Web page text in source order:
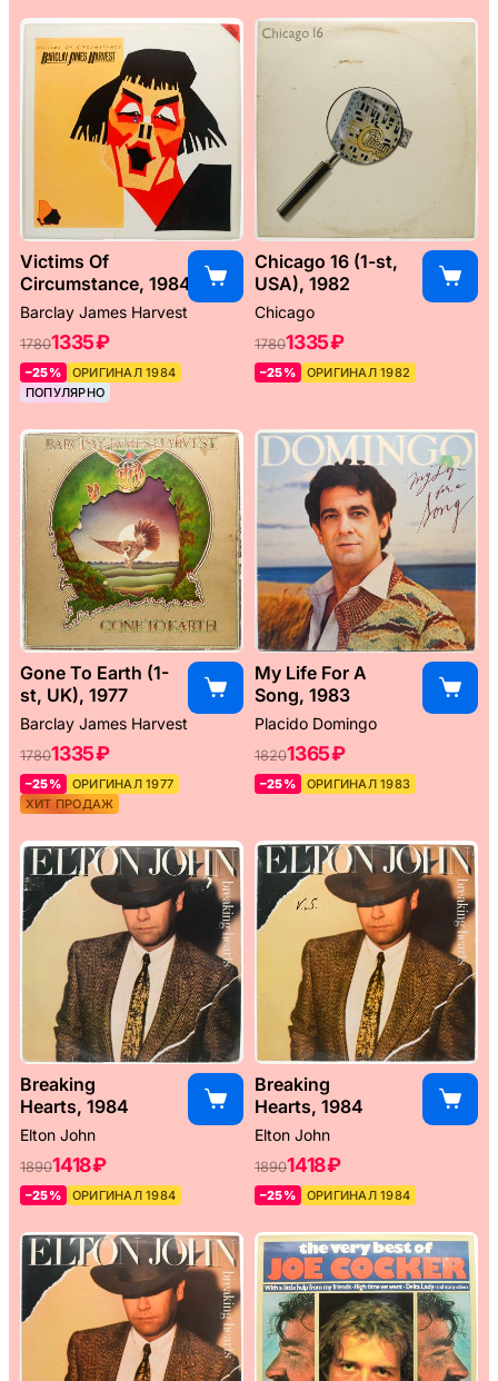
Victims Of
Circumstance, 1984
Barclay James Harvest
17801335 ₽
–25%
ОРИГИНАЛ 1984
ПОПУЛЯРНО
Chicago 16 (1-st,
USA), 1982
Chicago
17801335 ₽
–25% ОРИГИНАЛ 1982
Gone To Earth (1-
st, UK), 1977
Barclay James Harvest
17801335 ₽
–25%
ОРИГИНАЛ 1977
ХИТ ПРОДАЖ
My Life For A
Song, 1983
Placido Domingo
18201365 ₽
–25% ОРИГИНАЛ 1983
Breaking
Hearts, 1984
Elton John
18901418 ₽
–25% ОРИГИНАЛ 1984
Breaking
Hearts, 1984
Elton John
18901418 ₽
–25% ОРИГИНАЛ 1984